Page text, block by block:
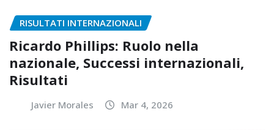
RISULTATI INTERNAZIONALI
Ricardo Phillips: Ruolo nella
nazionale, Successi internazionali,
Risultati
Javier Morales Mar 4, 2026